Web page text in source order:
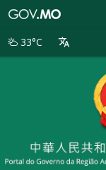
別
33°C